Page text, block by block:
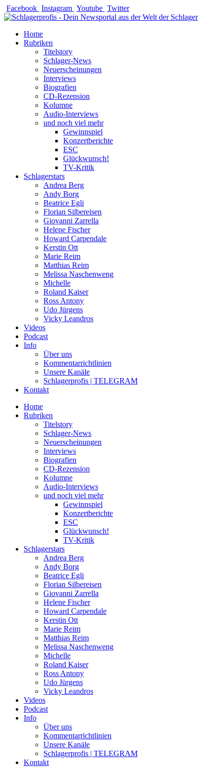
Zum
Inhalt
Facebook Instagram Youtube Twitter
Home
Rubriken
Titelstory
Schlager-News
Neuerscheinungen
Interviews
Biografien
CD-Rezension
Kolumne
Audio-Interviews
und noch viel mehr
Gewinnspiel
Konzertberichte
ESC
Glückwunsch!
TV-Kritik
Schlagerstars
Andrea Berg
Andy Borg
Beatrice Egli
Florian Silbereisen
Giovanni Zarrella
Helene Fischer
Howard Carpendale
Kerstin Ott
Marie Reim
Matthias Reim
Melissa Naschenweng
Michelle
Roland Kaiser
Ross Antony
Udo Jürgens
Vicky Leandros
Videos
Podcast
Info
Über uns
Kommentarrichtlinien
Unsere Kanäle
Schlagerprofis | TELEGRAM
Kontakt
Home
Rubriken
Titelstory
Schlager-News
Neuerscheinungen
Interviews
Biografien
CD-Rezension
Kolumne
Audio-Interviews
und noch viel mehr
Gewinnspiel
Konzertberichte
ESC
Glückwunsch!
TV-Kritik
Schlagerstars
Andrea Berg
Andy Borg
Beatrice Egli
Florian Silbereisen
Giovanni Zarrella
Helene Fischer
Howard Carpendale
Kerstin Ott
Marie Reim
Matthias Reim
Melissa Naschenweng
Michelle
Roland Kaiser
Ross Antony
Udo Jürgens
Vicky Leandros
Videos
Podcast
Info
Über uns
Kommentarrichtlinien
Unsere Kanäle
Schlagerprofis | TELEGRAM
Kontakt